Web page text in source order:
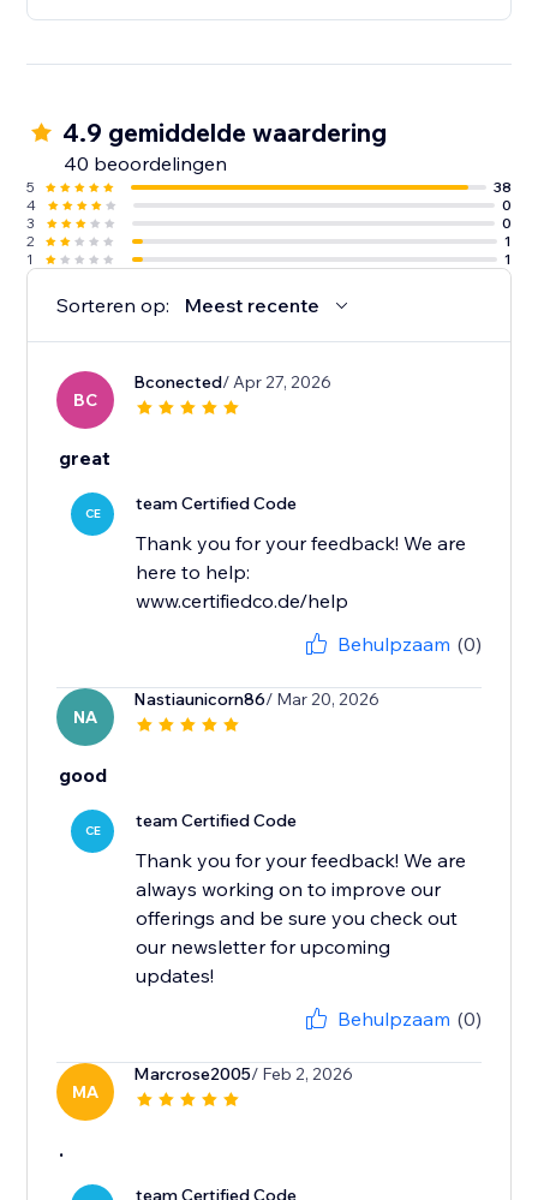
4.9 gemiddelde waardering
40 beoordelingen
5
38
4
0
3
0
2
1
1
1
Sorteren op: Meest recente
BC
Bconected/ Apr 27, 2026
great
CE team Certified Code
Thank you for your feedback! We are
here to help:
www.certifiedco.de/help
Behulpzaam (0)
NA
Nastiaunicorn86/ Mar 20, 2026
good
CE team Certified Code
Thank you for your feedback! We are
always working on to improve our
offerings and be sure you check out
our newsletter for upcoming
updates!
Behulpzaam (0)
MA
Marcrose2005/ Feb 2, 2026
.
team Certified Code